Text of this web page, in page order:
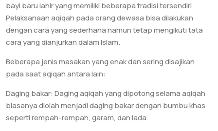
bayi baru lahir yang memiliki beberapa tradisi tersendiri.
Pelaksanaan aqiqah pada orang dewasa bisa dilakukan
dengan cara yang sederhana namun tetap mengikuti tata
cara yang dianjurkan dalam Islam.
Beberapa jenis masakan yang enak dan sering disajikan
pada saat aqiqah antara lain:
Daging bakar: Daging aqiqah yang dipotong selama aqiqah
biasanya diolah menjadi daging bakar dengan bumbu khas
seperti rempah-rempah, garam, dan lada.